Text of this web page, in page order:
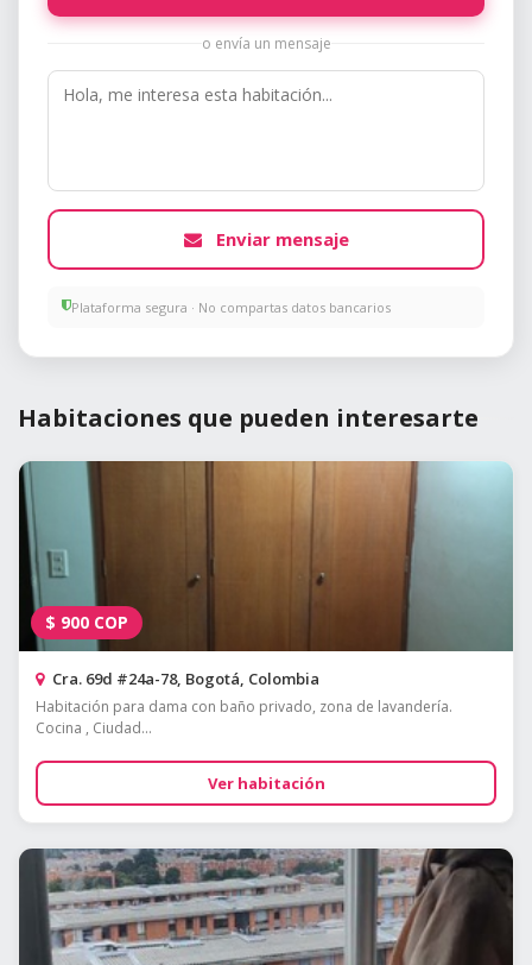
o envía un mensaje
Enviar mensaje
Plataforma segura · No compartas datos bancarios
Habitaciones que pueden interesarte
$ 900 COP
Cra. 69d #24a-78, Bogotá, Colombia
Habitación para dama con baño privado, zona de lavandería.
Cocina , Ciudad...
Ver habitación